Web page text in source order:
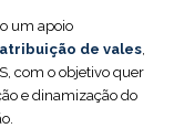
um apoio
atribuição de vales,
com o objetivo quer
e dinamização do